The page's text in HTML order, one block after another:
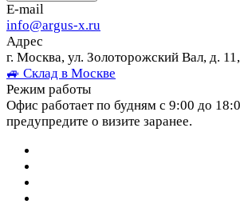
E-mail
info@argus-x.ru
Адрес
г. Москва, ул. Золоторожский Вал, д.
🚙 Склад в Москве
Режим работы
Офис работает по будням с 9:00 до
предупредите о визите заранее.